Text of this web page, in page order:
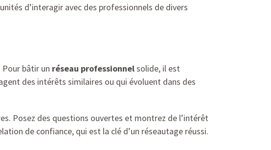
d’interagir avec des professionnels de divers
bâtir un réseau professionnelsolide, il est
des intérêts similaires ou qui évoluent dans des
Posez des questions ouvertes et montrez de l’intérêt
de confiance, qui est la clé d’un réseautage réussi.